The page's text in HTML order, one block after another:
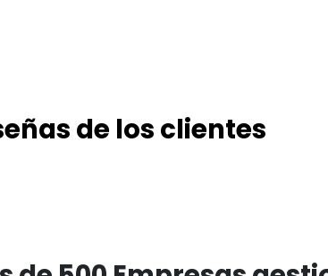
de los clientes